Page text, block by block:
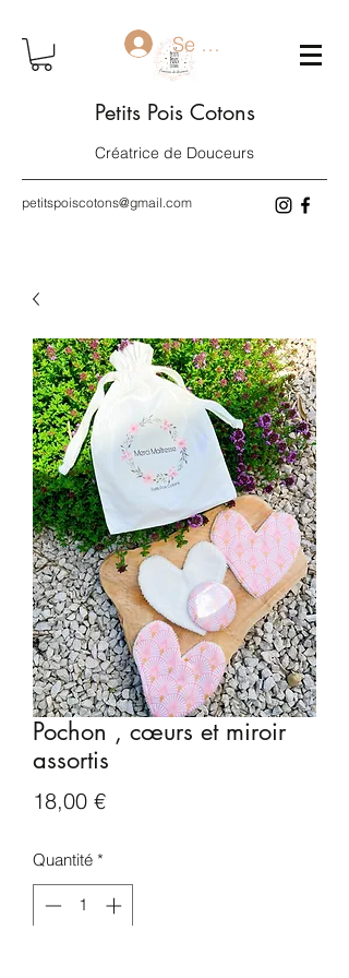
Petits Pois Cotons
Créatrice de Douceurs
petitspoiscotons@gmail.com
Se connecter
Pochon , cœurs et miroir
assortis
18,00 €Prix
Quantité *